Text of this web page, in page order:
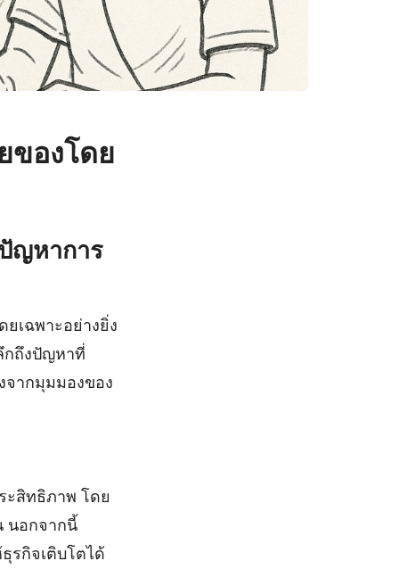
ของโดย
ญหาการ
เฉพาะอย่างยิ่ง
กถึงปัญหาที่
จากมุมมองของ
ะสิทธิภาพ โดย
นอกจากนี้
รกิจเติบโตได้